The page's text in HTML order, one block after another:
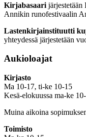
Kirjabasaari
Annikin runofestivaalin
Lastenkirjainstituutti
yhteydessä järjestetään
Aukioloajat
Kirjasto
Ma 10-17, ti-ke 10-15
Kesä-elokuussa ma-ke
Muina aikoina
Toimisto